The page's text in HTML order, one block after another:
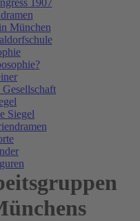
1907
München
Siegel